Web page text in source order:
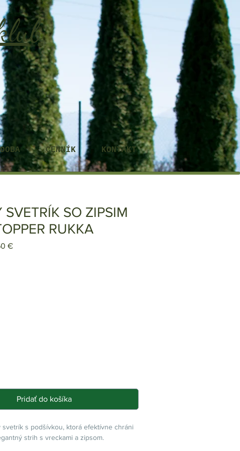
CENNÍK KONTAKT
SVETRÍK SO ZIPSIM
RUKKA
€Zvýhodněná
Pridať do košíka
svetrík s podšívkou, ktorá efektívne chráni
strih s vreckami a zipsom.